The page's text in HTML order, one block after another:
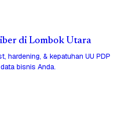
di Lombok Utara
hardening, & kepatuhan UU PDP
bisnis Anda.